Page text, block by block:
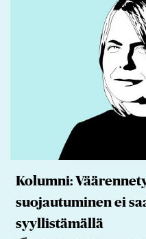
Kolumni:
suojautuminen ei
syyllistämällä